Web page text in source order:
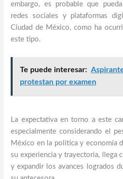
embargo, es probable que
redes sociales y plataformas
Ciudad de México, como ha
este tipo.
Te puede interesar:
protestan por examen
La expectativa en torno a este
especialmente considerando el
México en la política y economía
su experiencia y trayectoria, llega
y expandir los avances logrados